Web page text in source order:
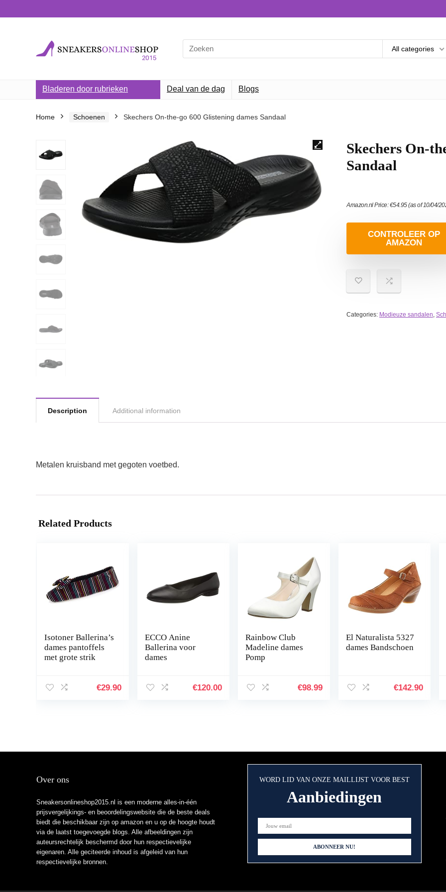
Search
for:
All categories
Bladeren door rubrieken Deal van de dag Blogs
Home Schoenen Skechers On-the-go 600 Glistening dames Sandaal
Skechers On-
Sandaal
Amazon.nl Price:€54.95(as of 10/04/
CONTROLEER OP
AMAZON
Categories: Modieuze sandalen,
Description Additional information
Metalen kruisband met gegoten voetbed.
Related Products
Isotoner Ballerina’s
dames pantoffels
met grote strik
€29.90
ECCO Anine
Ballerina voor
dames
€120.00
Rainbow Club
Madeline dames
Pomp
€98.99
El Naturalista 5327
dames Bandschoen
€142.90
Over ons
Sneakersonlineshop2015.nl is een moderne alles-in-één
prijsvergelijkings- en beoordelingswebsite die de beste deals
biedt die beschikbaar zijn op amazon en u op de hoogte houdt
via de laatst toegevoegde blogs. Alle afbeeldingen zijn
auteursrechtelijk beschermd door hun respectievelijke
eigenaren. Alle geciteerde inhoud is afgeleid van hun
respectievelijke bronnen.
WORD LID VAN ONZE MAILLIJST VOOR BEST
Aanbiedingen